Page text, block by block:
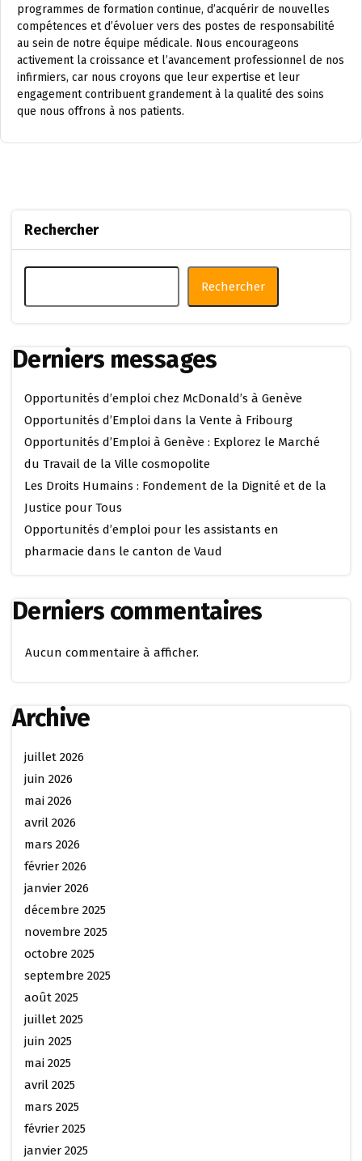
programmes de formation continue, d’acquérir de nouvelles
compétences et d’évoluer vers des postes de responsabilité
au sein de notre équipe médicale. Nous encourageons
activement la croissance et l’avancement professionnel de nos
infirmiers, car nous croyons que leur expertise et leur
engagement contribuent grandement à la qualité des soins
que nous offrons à nos patients.
Rechercher
Rechercher
Derniers messages
Opportunités d’emploi chez McDonald’s à Genève
Opportunités d’Emploi dans la Vente à Fribourg
Opportunités d’Emploi à Genève : Explorez le Marché
du Travail de la Ville cosmopolite
Les Droits Humains : Fondement de la Dignité et de la
Justice pour Tous
Opportunités d’emploi pour les assistants en
pharmacie dans le canton de Vaud
Derniers commentaires
Aucun commentaire à afficher.
Archive
juillet 2026
juin 2026
mai 2026
avril 2026
mars 2026
février 2026
janvier 2026
décembre 2025
novembre 2025
octobre 2025
septembre 2025
août 2025
juillet 2025
juin 2025
mai 2025
avril 2025
mars 2025
février 2025
janvier 2025